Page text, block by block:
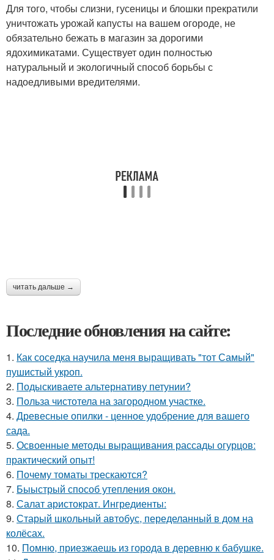
Для того, чтобы слизни, гусеницы и блошки прекратили
уничтожать урожай капусты на вашем огороде, не
обязательно бежать в магазин за дорогими
ядохимикатами. Существует один полностью
натуральный и экологичный способ борьбы с
надоедливыми вредителями.
читать дальше →
Последние обновления на сайте:
1. Как соседка научила меня выращивать "тот Самый"
пушистый укроп.
2. Подыскиваете альтернативу петунии?
3. Польза чистотела на загородном участке.
4. Древесные опилки - ценное удобрение для вашего
сада.
5. Освоенные методы выращивания рассады огурцов:
практический опыт!
6. Почему томаты трескаются?
7. Быыстрый способ утепления окон.
8. Салат аристократ. Ингредиенты:
9. Старый школьный автобус, переделанный в дом на
колёсах.
10. Помню, приезжаешь из города в деревню к бабушке.